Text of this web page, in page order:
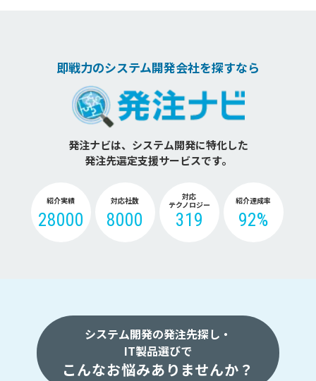
即戦力のシステム開発会社を探すなら
発注ナビは、システム開発に特化した
発注先選定支援サービスです。
紹介実績
28000
対応社数
8000
対応
テクノロジー
319
紹介達成率
92%
システム開発の発注先探し・
IT製品選びで
こんなお悩みありませんか？